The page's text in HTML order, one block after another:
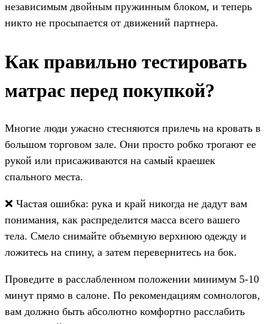
независимым двойным пружинным блоком, и теперь
никто не просыпается от движений партнера.
Как правильно тестировать
матрас перед покупкой?
Многие люди ужасно стесняются прилечь на кровать в
большом торговом зале. Они просто робко трогают ее
рукой или присаживаются на самый краешек
спального места.
❌ Частая ошибка: рука и край никогда не дадут вам
понимания, как распределится масса всего вашего
тела. Смело снимайте объемную верхнюю одежду и
ложитесь на спину, а затем перевернитесь на бок.
Проведите в расслабленном положении минимум 5-10
минут прямо в салоне. По рекомендациям сомнологов,
вам должно быть абсолютно комфортно расслабить